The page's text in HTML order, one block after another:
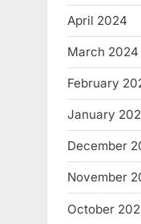
April 2024
March 2024
February
January
December
November
October